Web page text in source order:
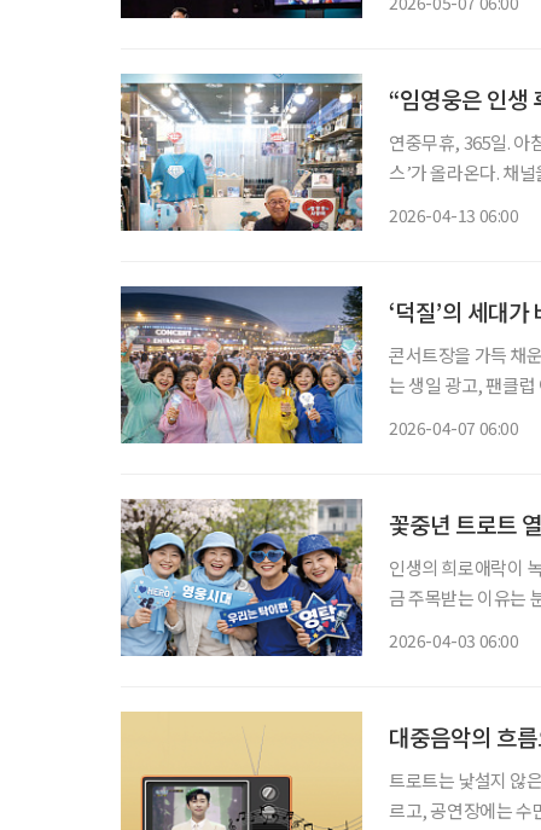
“임영웅은 인생
연중무휴, 365일. 아침 9시가 되면 유튜브 채널 ‘젊은할배 59TV’에는 어김없이 ‘임영웅 뉴
스’가 올라온다. 채널을 운
2026-04-13 06:00
‘덕질’의 세대가
콘서트장을 가득 채
는 생일 광고, 팬클
2026-04-07 06:00
꽃중년 트로트
인생의 희로애락이
금 주목받는 이유는
2026-04-03 06:00
대중음악의 흐
트로트는 낯설지 않
르고, 공연장에는 수